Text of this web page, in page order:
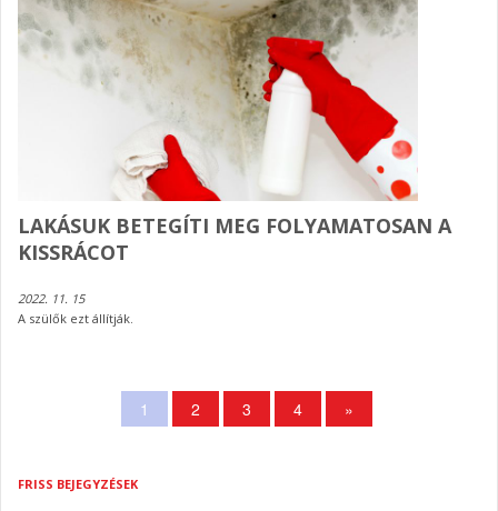
LAKÁSUK BETEGÍTI MEG FOLYAMATOSAN A
KISSRÁCOT
2022. 11. 15
A szülők ezt állítják.
1 2 3 4 »
FRISS BEJEGYZÉSEK